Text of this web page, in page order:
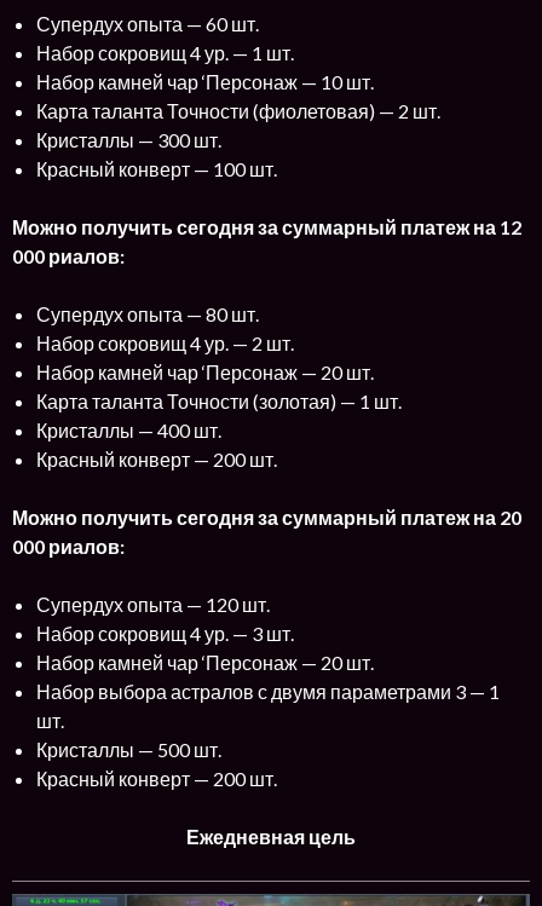
Супердух опыта — 60 шт.
Набор сокровищ 4 ур. — 1 шт.
Набор камней чар ‘Персонаж — 10 шт.
Карта таланта Точности (фиолетовая) — 2 шт.
Кристаллы — 300 шт.
Красный конверт — 100 шт.
Можно получить сегодня за суммарный платеж на 12
000 риалов:
Супердух опыта — 80 шт.
Набор сокровищ 4 ур. — 2 шт.
Набор камней чар ‘Персонаж — 20 шт.
Карта таланта Точности (золотая) — 1 шт.
Кристаллы — 400 шт.
Красный конверт — 200 шт.
Можно получить сегодня за суммарный платеж на 20
000 риалов:
Супердух опыта — 120 шт.
Набор сокровищ 4 ур. — 3 шт.
Набор камней чар ‘Персонаж — 20 шт.
Набор выбора астралов с двумя параметрами 3 — 1
шт.
Кристаллы — 500 шт.
Красный конверт — 200 шт.
Ежедневная цель